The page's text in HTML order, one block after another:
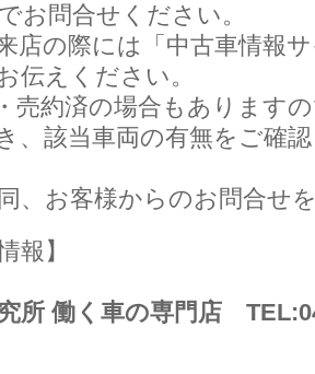
お問合せください。
店の際には「中古車情報
伝えください。
売約済の場合もあります
、該当車両の有無をご確
、お客様からのお問合せ
情報】
所 働く車の専門店